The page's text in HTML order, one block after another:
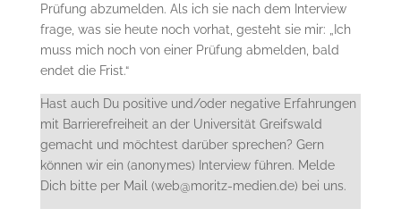
Prüfung abzumelden. Als ich sie nach dem Interview
frage, was sie heute noch vorhat, gesteht sie mir: „Ich
muss mich noch von einer Prüfung abmelden, bald
endet die Frist.“
Hast auch Du positive und/oder negative Erfahrungen
mit Barrierefreiheit an der Universität Greifswald
gemacht und möchtest darüber sprechen? Gern
können wir ein (anonymes) Interview führen. Melde
Dich bitte per Mail (web@moritz-medien.de) bei uns.